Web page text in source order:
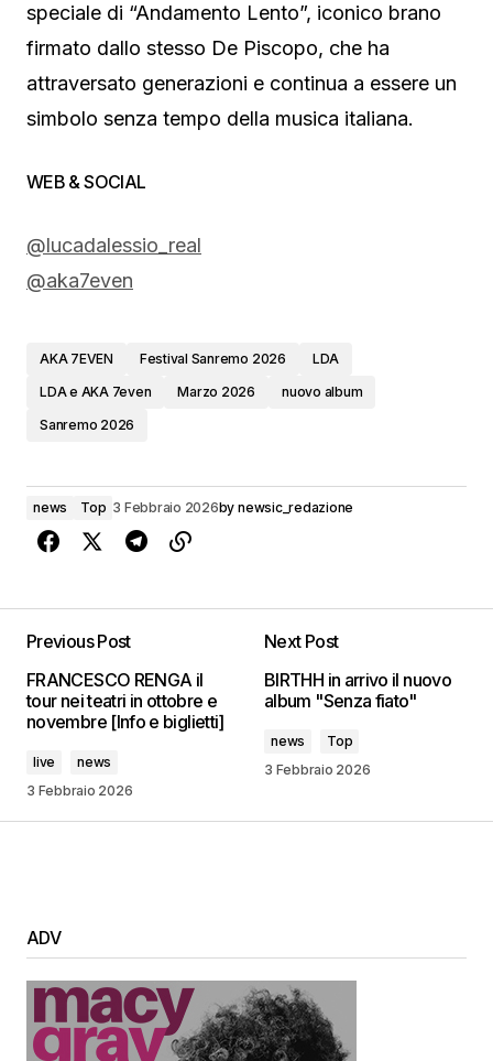
speciale di “Andamento Lento”, iconico brano
firmato dallo stesso De Piscopo, che ha
attraversato generazioni e continua a essere un
simbolo senza tempo della musica italiana.
WEB & SOCIAL
@lucadalessio_real
@aka7even
AKA 7EVEN Festival Sanremo 2026
LDA
LDA e AKA 7even
Marzo 2026
nuovo album
Sanremo 2026
news Top 3 Febbraio 2026by newsic_redazione
Previous Post
FRANCESCO RENGA il
tour nei teatri in ottobre e
novembre [Info e biglietti]
live
news
3 Febbraio 2026
Next Post
BIRTHH in arrivo il nuovo
album "Senza fiato"
news
Top
3 Febbraio 2026
ADV